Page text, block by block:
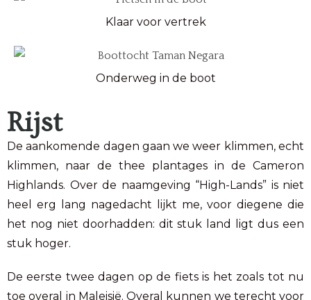
Klaar voor vertrek
Onderweg in de boot
Rijst
De aankomende dagen gaan we weer klimmen, echt
klimmen, naar de thee plantages in de Cameron
Highlands. Over de naamgeving “High-Lands” is niet
heel erg lang nagedacht lijkt me, voor diegene die
het nog niet doorhadden: dit stuk land ligt dus een
stuk hoger.
De eerste twee dagen op de fiets is het zoals tot nu
toe overal in Maleisië. Overal kunnen we terecht voor